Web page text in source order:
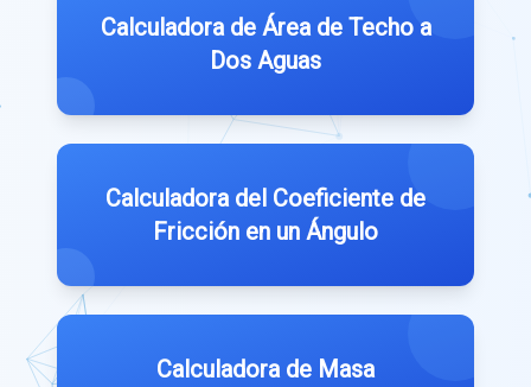
Calculadora de Área de Techo a
Dos Aguas
Calculadora del Coeficiente de
Fricción en un Ángulo
Calculadora de Masa